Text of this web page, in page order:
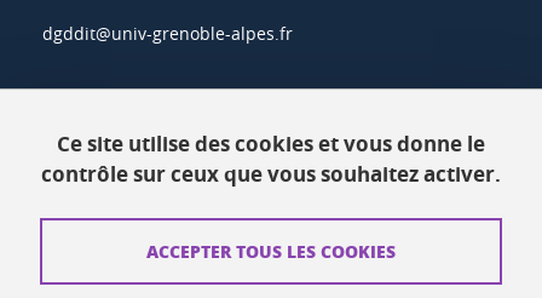
dgddit@univ-grenoble-alpes.fr
Ressources
Contacts
Plans d'accès
Ce site utilise des cookies et vous donne le
contrôle sur ceux que vous souhaitez activer.
ACCEPTER TOUS LES COOKIES